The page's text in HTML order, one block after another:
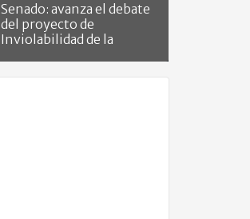
Senado: avanza el debate
del proyecto de
Inviolabilidad de la